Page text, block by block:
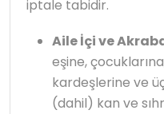
iptale tabidir.
Aile İçi ve
eşine,
kardeşlerine ve
(dahil) kan ve